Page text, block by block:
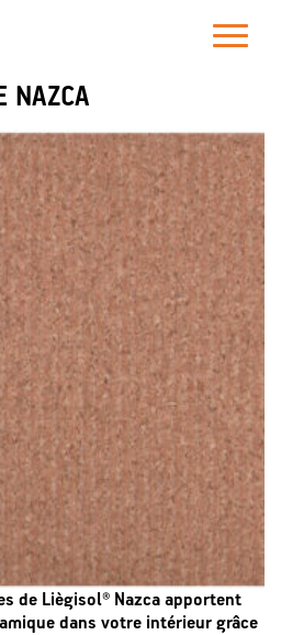
Toggle
NAZCA
de Liègisol® Nazca apportent
dans votre intérieur grâce